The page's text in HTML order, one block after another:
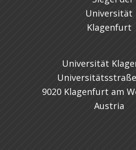
Universität
9020 Klagenfurt am
Austria